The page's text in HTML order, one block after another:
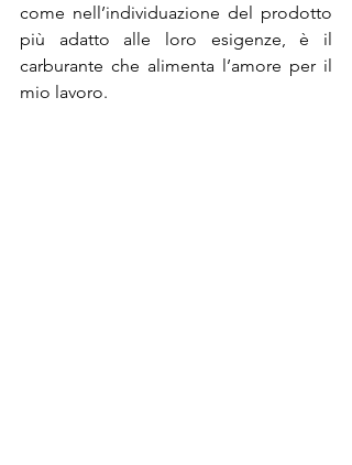
come nell’individuazione del prodotto
più adatto alle loro esigenze, è il
carburante che alimenta l’amore per il
mio lavoro.